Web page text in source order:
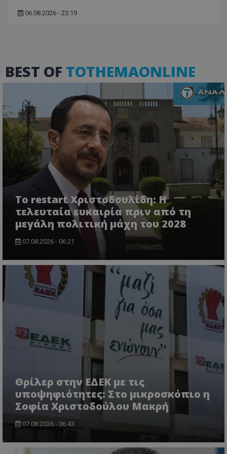
06.08.2026 - 23:19
BEST OF TOTHEMAONLINE
Το restart Χριστοδουλίδη: Η
τελευταία ευκαιρία πριν από τη
μεγάλη πολιτική μάχη του 2028
07.08.2026 - 06:21
Θρίλερ στην ΕΔΕΚ με τις
υποψηφιότητες: Στο μικροσκόπιο η
Σοφία Χριστοδούλου Μακρή
07.08.2026 - 06:43
χωρίς τα απολύτως απαραίτητα cookies.
ASP.NET_SessionId
Microsoft Corporation
VISITOR_PRIVACY_METADATA
YouTube
.youtube.com